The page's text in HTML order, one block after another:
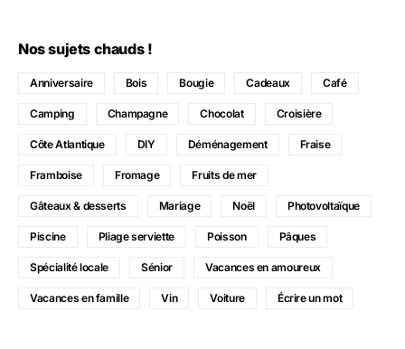
Nos sujets chauds !
Anniversaire Bois Bougie Cadeaux Café
Camping Champagne Chocolat Croisière
Côte Atlantique DIY Déménagement Fraise
Framboise Fromage Fruits de mer
Gâteaux & desserts Mariage Noël Photovoltaïque
Piscine Pliage serviette Poisson Pâques
Spécialité locale Sénior Vacances en amoureux
Vacances en famille Vin Voiture Écrire un mot